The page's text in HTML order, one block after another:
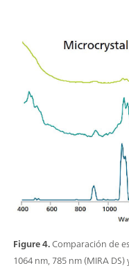
Figure 4.Comparación de
1064 nm, 785 nm (MIRA DS)